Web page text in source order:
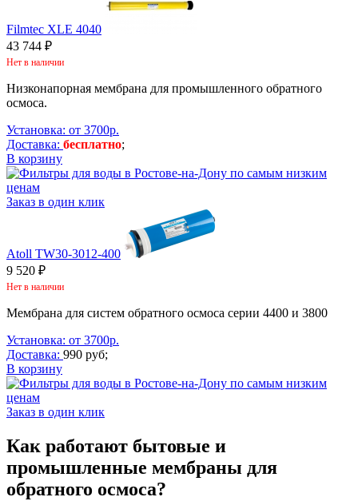
Filmtec XLE 4040
43 744 ₽
Нет в наличии
Низконапорная мембрана для промышленного обратного
осмоса.
Установка: от 3700р.
Доставка: бесплатно;
В корзину
Заказ в один клик
Atoll TW30-3012-400
9 520 ₽
Нет в наличии
Мембрана для систем обратного осмоса серии 4400 и 3800
Установка: от 3700р.
Доставка: 990 руб;
В корзину
Заказ в один клик
Как работают бытовые и
промышленные мембраны для
обратного осмоса?